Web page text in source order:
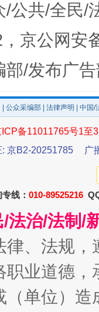
从幼
/公共/全民/
京公网安
/发布广
公众采编部 法律声明 | 中国
ICP备11011765号1至
: 京B2-20251785
广
线： 010-89525216
法治/法制/
律、法规
职业道德
（单位）